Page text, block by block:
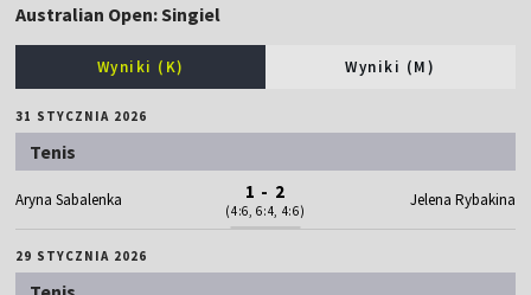
Australian Open: Singiel
Wyniki (K) Wyniki (M)
31 STYCZNIA 2026
Tenis
Aryna Sabalenka 1 - 2
(4:6, 6:4, 4:6)
Jelena Rybakina
29 STYCZNIA 2026